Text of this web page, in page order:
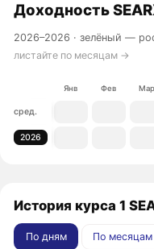
Доходность
2026–2026 ·зелёный —
листайте по месяцам →
Янв Фев Мар
сред.
2026
История курса 1
По дням По месяцам